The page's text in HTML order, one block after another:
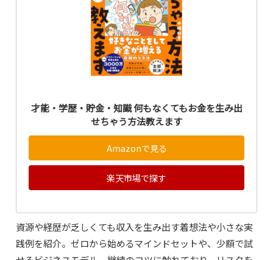
才能・学歴・貯金・知識 何もなくてもお金を生み出
せちゃう方法教えます
Amazonで見る
楽天市場で探す
資源や経歴が乏しくても収入を生み出す着想法や小さな実
践例を紹介。ゼロから始めるマインドセットや、少額で試